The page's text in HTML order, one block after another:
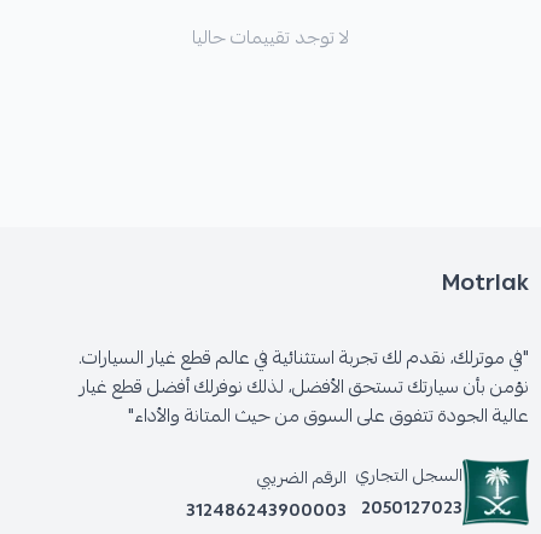
لا توجد تقييمات حاليا
Motrlak
"في موترلك، نقدم لك تجربة استثنائية في عالم قطع غيار السيارات.
نؤمن بأن سيارتك تستحق الأفضل، لذلك نوفرلك أفضل قطع غيار
عالية الجودة تتفوق على السوق من حيث المتانة والأداء"
السجل التجاري
2050127023
الرقم الضريبي
312486243900003